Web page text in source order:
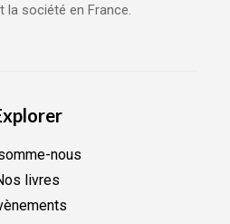
la société en France.
nous
livres